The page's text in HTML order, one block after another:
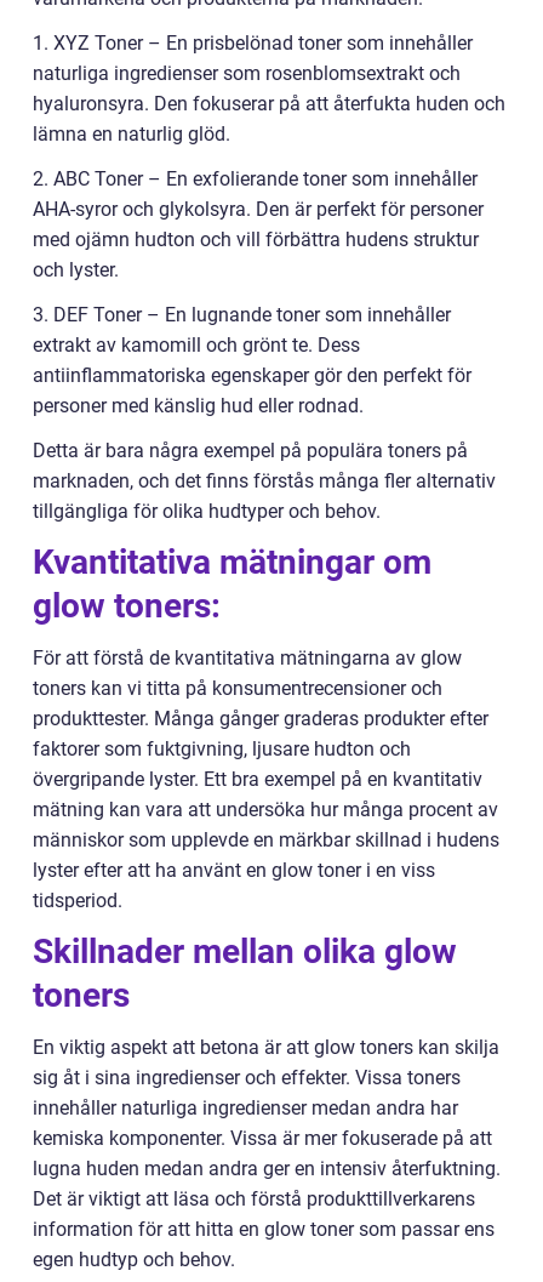
1. XYZ Toner – En prisbelönad toner som innehåller
naturliga ingredienser som rosenblomsextrakt och
hyaluronsyra. Den fokuserar på att återfukta huden och
lämna en naturlig glöd.
2. ABC Toner – En exfolierande toner som innehåller
AHA-syror och glykolsyra. Den är perfekt för personer
med ojämn hudton och vill förbättra hudens struktur
och lyster.
3. DEF Toner – En lugnande toner som innehåller
extrakt av kamomill och grönt te. Dess
antiinflammatoriska egenskaper gör den perfekt för
personer med känslig hud eller rodnad.
Detta är bara några exempel på populära toners på
marknaden, och det finns förstås många fler alternativ
tillgängliga för olika hudtyper och behov.
Kvantitativa mätningar om
glow toners:
För att förstå de kvantitativa mätningarna av glow
toners kan vi titta på konsumentrecensioner och
produkttester. Många gånger graderas produkter efter
faktorer som fuktgivning, ljusare hudton och
övergripande lyster. Ett bra exempel på en kvantitativ
mätning kan vara att undersöka hur många procent av
människor som upplevde en märkbar skillnad i hudens
lyster efter att ha använt en glow toner i en viss
tidsperiod.
Skillnader mellan olika glow
toners
En viktig aspekt att betona är att glow toners kan skilja
sig åt i sina ingredienser och effekter. Vissa toners
innehåller naturliga ingredienser medan andra har
kemiska komponenter. Vissa är mer fokuserade på att
lugna huden medan andra ger en intensiv återfuktning.
Det är viktigt att läsa och förstå produkttillverkarens
information för att hitta en glow toner som passar ens
egen hudtyp och behov.